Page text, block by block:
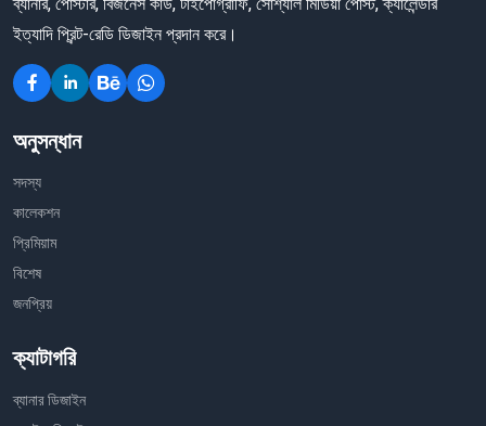
ইত্যাদি প্রিন্ট-রেডি ডিজাইন প্রদান করে।
অনুসন্ধান
সদস্য
কালেকশন
প্রিমিয়াম
বিশেষ
জনপ্রিয়
ক্যাটাগরি
ব্যানার ডিজাইন